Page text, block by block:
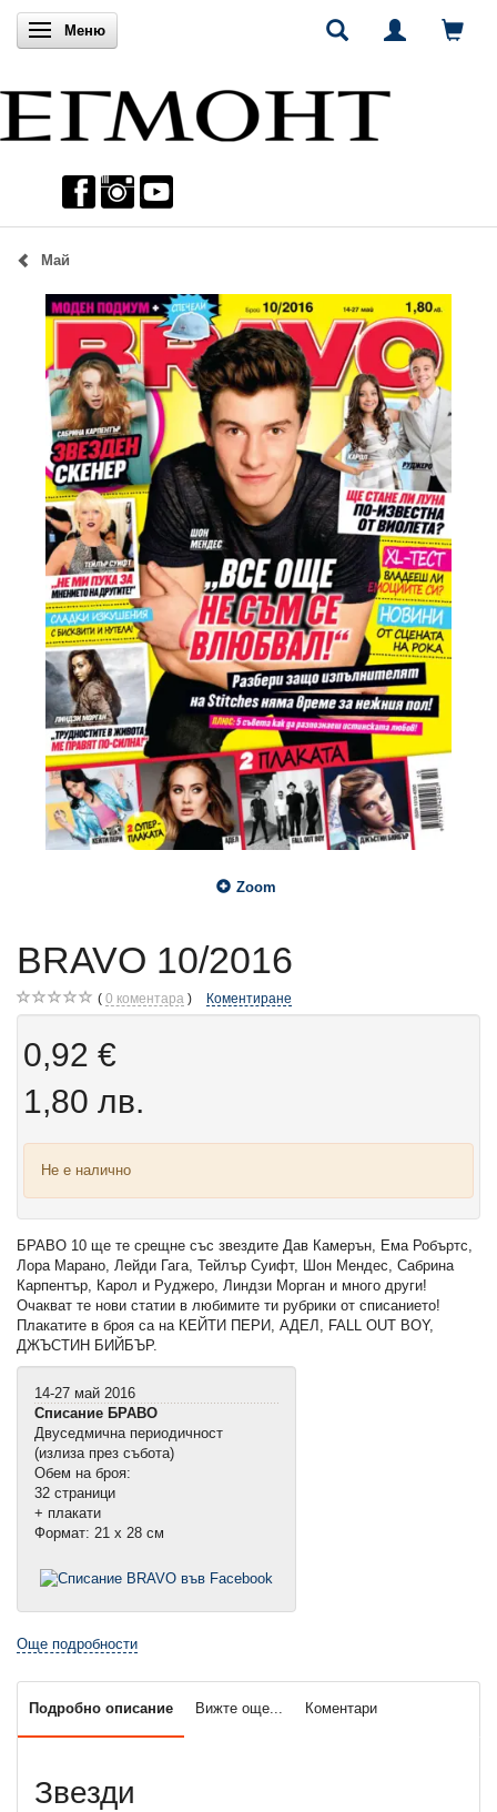
Включи навигацията
Меню
Май
Zoom
BRAVO 10/2016
0 коментара Коментиране
0,92 €
1,80 лв.
Не е налично
БРАВО 10 ще те срещне със звездите Дав Камерън, Ема Робъртс,
Лора Марано, Лейди Гага, Тейлър Суифт, Шон Мендес, Сабрина
Карпентър, Карол и Руджеро, Линдзи Морган и много други!
Очакват те нови статии в любимите ти рубрики от списанието!
Плакатите в броя са на КЕЙТИ ПЕРИ, АДЕЛ, FALL OUT BOY,
ДЖЪСТИН БИЙБЪР.
14-27 май 2016
Списание БРАВО
Двуседмична периодичност
(излиза през събота)
Обем на броя:
32 страници
+ плакати
Формат: 21 х 28 см
Още подробности
Подробно описание Вижте още... Коментари
Звезди